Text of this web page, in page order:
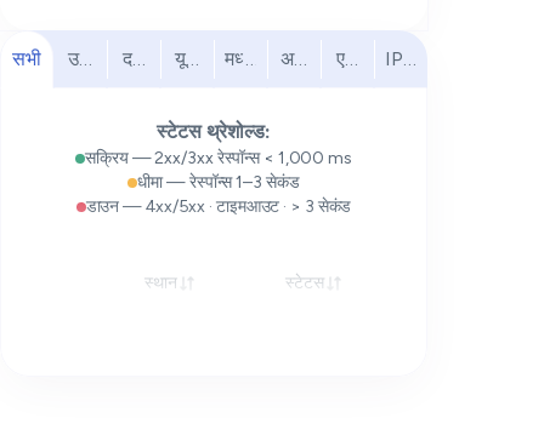
सभी उत्तरी अमेरिकादक्षिण अमेरिका
यूरोप मध्य पूर्व अफ्रीकाएशिया प्रशांत
IPv6
स्टेटस थ्रेशोल्ड:
सक्रिय — 2xx/3xx रेस्पॉन्स < 1,000 ms
धीमा — रेस्पॉन्स 1–3 सेकंड
डाउन — 4xx/5xx · टाइमआउट · > 3 सेकंड
स्थान स्टेटस